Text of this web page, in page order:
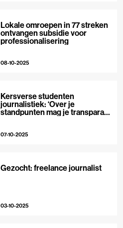
Lokale omroepen in 77 streken
ontvangen subsidie voor
professionalisering
08-10-2025
Kersverse studenten
journalistiek: ‘Over je
standpunten mag je transparant
07-10-2025
Gezocht: freelance journalist
03-10-2025